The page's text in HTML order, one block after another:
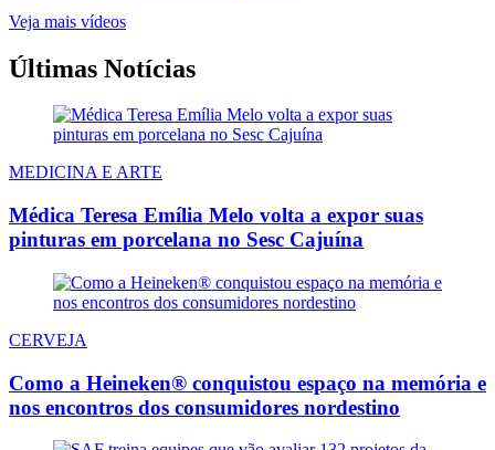
Veja mais vídeos
Últimas Notícias
MEDICINA E ARTE
Médica Teresa Emília Melo volta a expor suas
pinturas em porcelana no Sesc Cajuína
CERVEJA
Como a Heineken® conquistou espaço na memória e
nos encontros dos consumidores nordestino